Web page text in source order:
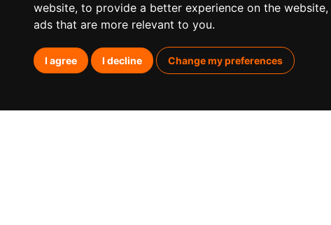
website, to provide a better experience on the website,
ads that are more relevant to you.
I agree I decline Change my preferences